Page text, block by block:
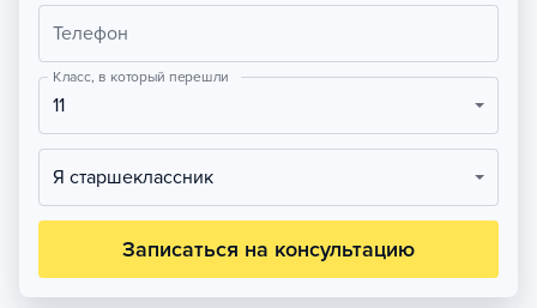
Телефон
Класс, в который перешли
11
Я старшеклассник
Записаться на консультацию